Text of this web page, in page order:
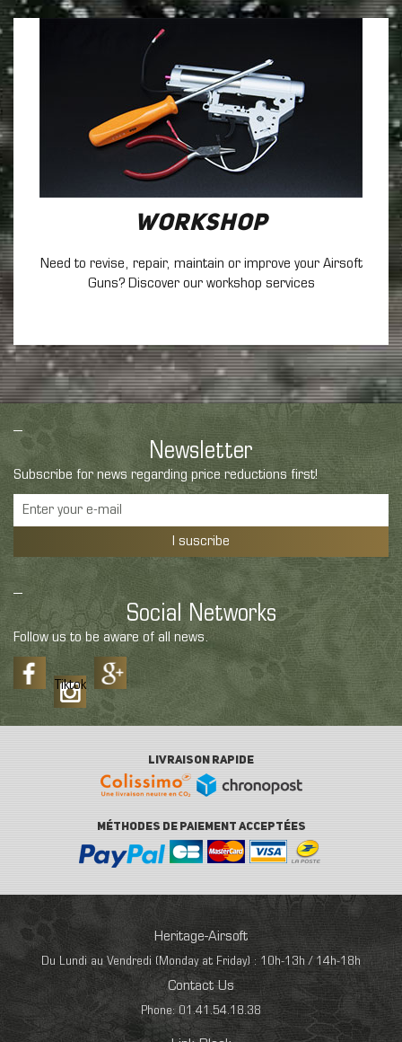
Workshop
Need to revise, repair, maintain or improve your Airsoft
Guns? Discover our workshop services
Newsletter
Subscribe for news regarding price reductions first!
I suscribe
Social Networks
Follow us to be aware of all news.
Tiktok
LIVRAISON RAPIDE
MÉTHODES DE PAIEMENT ACCEPTÉES
Heritage-Airsoft
Du Lundi au Vendredi (Monday at Friday) : 10h-13h / 14h-18h
Contact Us
Phone: 01.41.54.18.38